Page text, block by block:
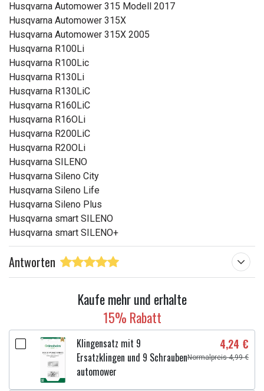
Husqvarna Automower 315 Modell 2017
Husqvarna Automower 315X
Husqvarna Automower 315X 2005
Husqvarna R100Li
Husqvarna R100Lic
Husqvarna R130Li
Husqvarna R130LiC
Husqvarna R160LiC
Husqvarna R16OLi
Husqvarna R200LiC
Husqvarna R20OLi
Husqvarna SILENO
Husqvarna Sileno City
Husqvarna Sileno Life
Husqvarna Sileno Plus
Husqvarna smart SILENO
Husqvarna smart SILENO+
Antworten
Kaufe mehr und erhalte
15% Rabatt
Klingensatz mit 9
Ersatzklingen und 9 Schrauben
automower
4,24 €
Normalpreis 4,99 €